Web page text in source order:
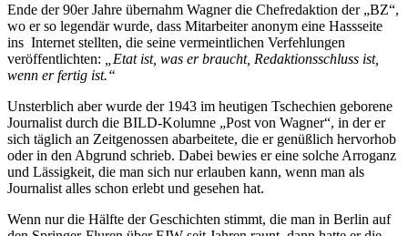
Ende der 90er Jahre übernahm Wagner die Chefredaktion der „BZ“,
wo er so legendär wurde, dass Mitarbeiter anonym eine Hassseite
ins Internet stellten, die seine vermeintlichen Verfehlungen
veröffentlichten:
„Etat ist, was er braucht, Redaktionsschluss ist,
wenn er fertig ist.“
Unsterblich aber wurde der 1943 im heutigen Tschechien geborene
Journalist durch die BILD-Kolumne „Post von Wagner“, in der er
sich täglich an Zeitgenossen abarbeitete, die er genüßlich hervorhob
oder in den Abgrund schrieb. Dabei bewies er eine solche Arroganz
und Lässigkeit, die man sich nur erlauben kann, wenn man als
Journalist alles schon erlebt und gesehen hat.
Wenn nur die Hälfte der Geschichten stimmt, die man in Berlin auf